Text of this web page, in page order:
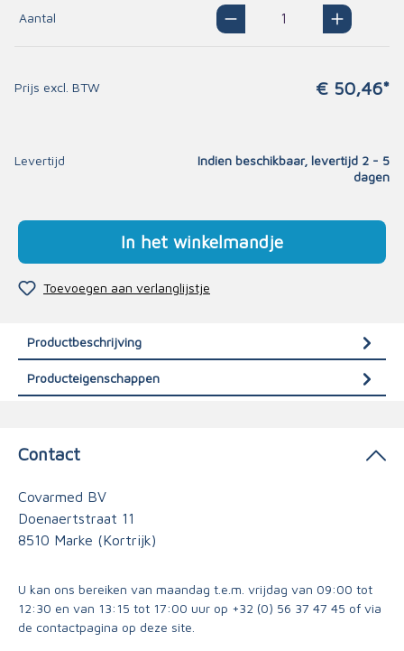
Aantal
Prijs excl. BTW € 50,46*
Levertijd
Indien beschikbaar, levertijd 2 - 5
dagen
In het winkelmandje
Toevoegen aan verlanglijstje
Productbeschrijving
Producteigenschappen
Contact
Covarmed BV
Doenaertstraat 11
8510 Marke (Kortrijk)
U kan ons bereiken van maandag t.e.m. vrijdag van 09:00 tot
12:30 en van 13:15 tot 17:00 uur op +32 (0) 56 37 47 45 of via
de contactpagina op deze site.